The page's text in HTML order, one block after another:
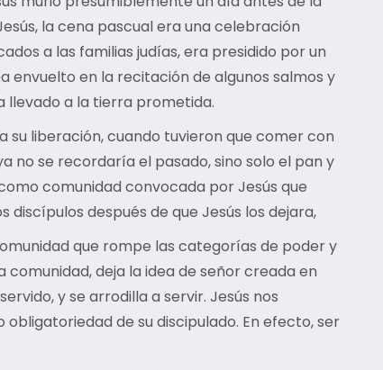
la cena pascual era una celebración
a las familias judías, era presidido por un
envuelto en la recitación de algunos salmos y
llevado a la tierra prometida.
su liberación, cuando tuvieron que comer con
no se recordaría el pasado, sino solo el pan y
comunidad convocada por Jesús que
después de que Jesús los dejara,
que rompe las categorías de poder y
deja la idea de señor creada en
y se arrodilla a servir. Jesús nos
de su discipulado. En efecto, ser